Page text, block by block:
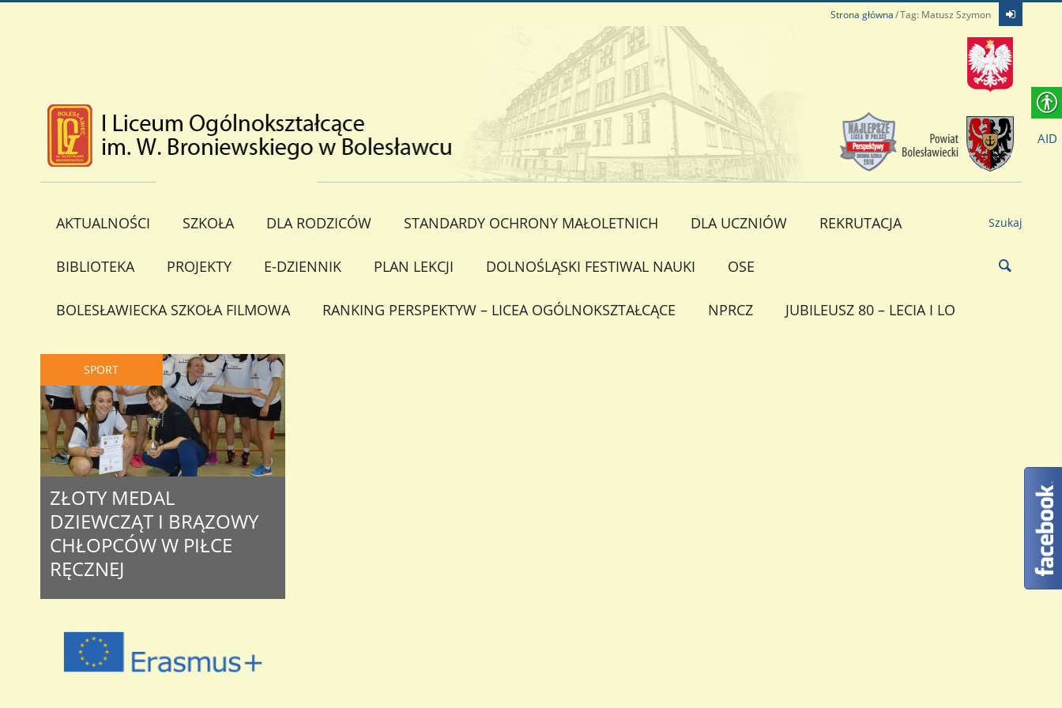
Strona główna Tag: Matusz Szymon
AKTUALNOŚCI SZKOŁA DLA RODZICÓW STANDARDY OCHRONY MAŁOLETNICH DLA UCZNIÓW REKRUTACJA
BIBLIOTEKA PROJEKTY E-DZIENNIK PLAN LEKCJI DOLNOŚLĄSKI FESTIWAL NAUKI OSE
BOLESŁAWIECKA SZKOŁA FILMOWA RANKING PERSPEKTYW – LICEA OGÓLNOKSZTAŁCĄCE NPRCZ JUBILEUSZ 80 – LECIA I LO
Szukaj
SPORT
ZŁOTY MEDAL
DZIEWCZĄT I BRĄZOWY
CHŁOPCÓW W PIŁCE
RĘCZNEJ
Za nami Mistrzostwa Powiatu
Dziewcząt i Chłopców. Po emocjonujących
meczach, obie nasze drużyny znalazły się
na podium – dziewczęta na najwyższym
AID